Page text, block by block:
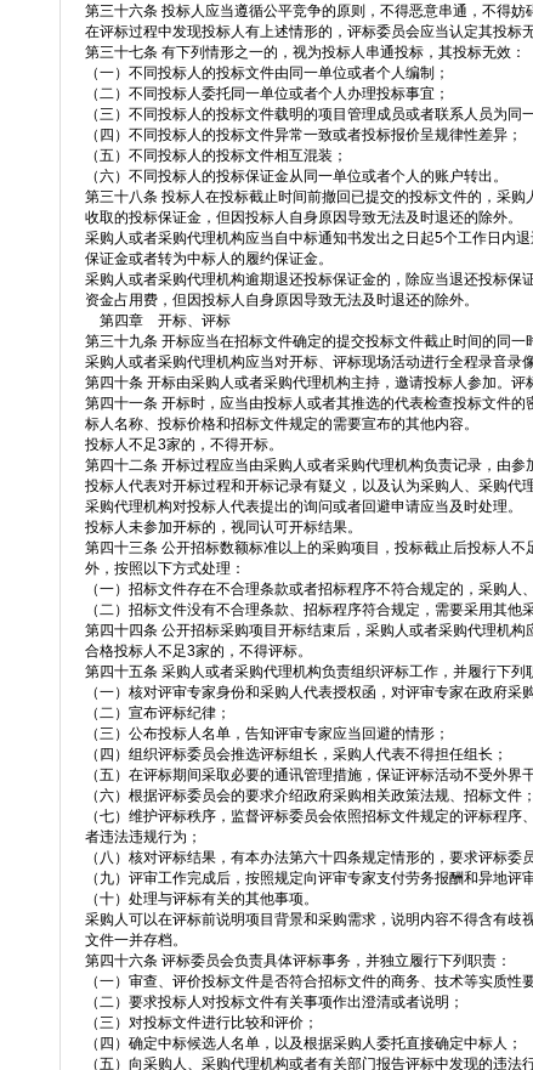
第三十六条 投标人应当遵循公平竞争的原则，不得恶意串通，不得
在评标过程中发现投标人有上述情形的，评标委员会应当认定其投标
第三十七条 有下列情形之一的，视为投标人串通投标，其投标无效：
（一）不同投标人的投标文件由同一单位或者个人编制；
（二）不同投标人委托同一单位或者个人办理投标事宜；
（三）不同投标人的投标文件载明的项目管理成员或者联系人员为同
（四）不同投标人的投标文件异常一致或者投标报价呈规律性差异；
（五）不同投标人的投标文件相互混装；
（六）不同投标人的投标保证金从同一单位或者个人的账户转出。
第三十八条 投标人在投标截止时间前撤回已提交的投标文件的，采
收取的投标保证金，但因投标人自身原因导致无法及时退还的除外。
采购人或者采购代理机构应当自中标通知书发出之日起5个工作日内
保证金或者转为中标人的履约保证金。
采购人或者采购代理机构逾期退还投标保证金的，除应当退还投标
资金占用费，但因投标人自身原因导致无法及时退还的除外。
第四章 开标、评标
第三十九条 开标应当在招标文件确定的提交投标文件截止时间的同一
采购人或者采购代理机构应当对开标、评标现场活动进行全程录音录
第四十条 开标由采购人或者采购代理机构主持，邀请投标人参加。评
第四十一条 开标时，应当由投标人或者其推选的代表检查投标文件
标人名称、投标价格和招标文件规定的需要宣布的其他内容。
投标人不足3家的，不得开标。
第四十二条 开标过程应当由采购人或者采购代理机构负责记录，由
投标人代表对开标过程和开标记录有疑义，以及认为采购人、采购代
采购代理机构对投标人代表提出的询问或者回避申请应当及时处理。
投标人未参加开标的，视同认可开标结果。
第四十三条 公开招标数额标准以上的采购项目，投标截止后投标人
外，按照以下方式处理：
（一）招标文件存在不合理条款或者招标程序不符合规定的，采购人
（二）招标文件没有不合理条款、招标程序符合规定，需要采用其他
第四十四条 公开招标采购项目开标结束后，采购人或者采购代理机构
合格投标人不足3家的，不得评标。
第四十五条 采购人或者采购代理机构负责组织评标工作，并履行下列
（一）核对评审专家身份和采购人代表授权函，对评审专家在政府
（二）宣布评标纪律；
（三）公布投标人名单，告知评审专家应当回避的情形；
（四）组织评标委员会推选评标组长，采购人代表不得担任组长；
（五）在评标期间采取必要的通讯管理措施，保证评标活动不受外界
（六）根据评标委员会的要求介绍政府采购相关政策法规、招标文件；
（七）维护评标秩序，监督评标委员会依照招标文件规定的评标程
者违法违规行为；
（八）核对评标结果，有本办法第六十四条规定情形的，要求评标
（九）评审工作完成后，按照规定向评审专家支付劳务报酬和异地
（十）处理与评标有关的其他事项。
采购人可以在评标前说明项目背景和采购需求，说明内容不得含有
文件一并存档。
第四十六条 评标委员会负责具体评标事务，并独立履行下列职责：
（一）审查、评价投标文件是否符合招标文件的商务、技术等实质性
（二）要求投标人对投标文件有关事项作出澄清或者说明；
（三）对投标文件进行比较和评价；
（四）确定中标候选人名单，以及根据采购人委托直接确定中标人；
（五）向采购人、采购代理机构或者有关部门报告评标中发现的违法行